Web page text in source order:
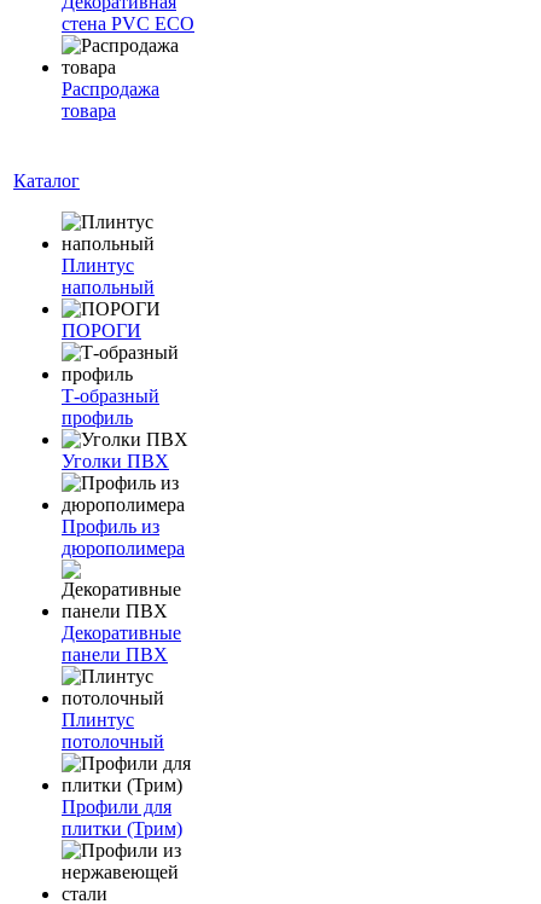
стена PVC ECO
Распродажа
товара
Каталог
Плинтус
напольный
ПОРОГИ
Т-образный
профиль
Уголки ПВХ
Профиль из
дюрополимера
Декоративные
панели ПВХ
Плинтус
потолочный
Профили для
плитки (Трим)